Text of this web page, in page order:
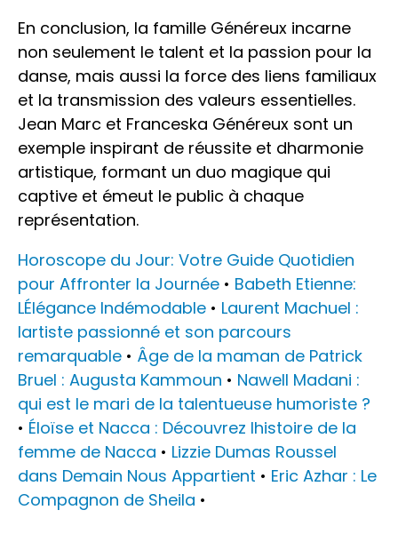
En conclusion, la famille Généreux incarne
non seulement le talent et la passion pour la
danse, mais aussi la force des liens familiaux
et la transmission des valeurs essentielles.
Jean Marc et Franceska Généreux sont un
exemple inspirant de réussite et dharmonie
artistique, formant un duo magique qui
captive et émeut le public à chaque
représentation.
Horoscope du Jour: Votre Guide Quotidien
pour Affronter la Journée • Babeth Etienne:
LÉlégance Indémodable • Laurent Machuel :
lartiste passionné et son parcours
remarquable • Âge de la maman de Patrick
Bruel : Augusta Kammoun • Nawell Madani :
qui est le mari de la talentueuse humoriste ?
• Éloïse et Nacca : Découvrez lhistoire de la
femme de Nacca • Lizzie Dumas Roussel
dans Demain Nous Appartient • Eric Azhar : Le
Compagnon de Sheila •